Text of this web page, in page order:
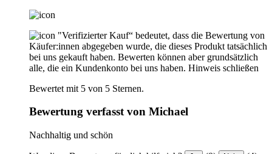
"Verifizierter Kauf“ bedeutet, dass die Bewertung von
Käufer:innen abgegeben wurde, die dieses Produkt tatsächlich
bei uns gekauft haben. Bewerten können aber grundsätzlich
alle, die ein Kundenkonto bei uns haben. Hinweis schließen
Bewertet mit 5 von 5 Sternen.
Bewertung verfasst von Michael
Nachhaltig und schön